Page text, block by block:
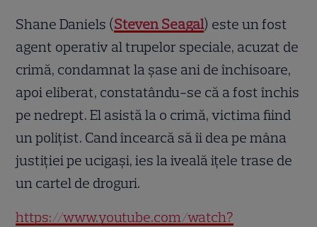
Shane Daniels (Steven Seagal) este un fost
agent operativ al trupelor speciale, acuzat de
crimă, condamnat la şase ani de închisoare,
apoi eliberat, constatându-se că a fost închis
pe nedrept. El asistă la o crimă, victima fiind
un poliţist. Cand încearcă să îi dea pe mâna
justiţiei pe ucigaşi, ies la iveală iţele trase de
un cartel de droguri.
https://www.youtube.com/watch?